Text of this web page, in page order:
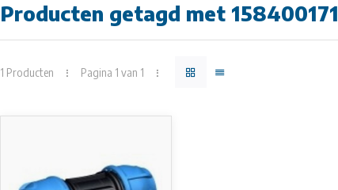
Producten getagd met 158400171
1 Producten Pagina 1 van 1